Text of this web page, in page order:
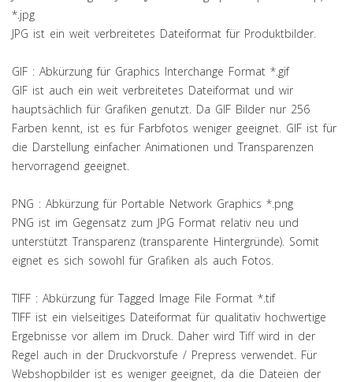
*.jpg
JPG ist ein weit verbreitetes Dateiformat für Produktbilder.
GIF : Abkürzung für Graphics Interchange Format *.gif
GIF ist auch ein weit verbreitetes Dateiformat und wir
hauptsächlich für Grafiken genutzt. Da GIF Bilder nur 256
Farben kennt, ist es für Farbfotos weniger geeignet. GIF ist für
die Darstellung einfacher Animationen und Transparenzen
hervorragend geeignet.
PNG : Abkürzung für Portable Network Graphics *.png
PNG ist im Gegensatz zum JPG Format relativ neu und
unterstützt Transparenz (transparente Hintergründe). Somit
eignet es sich sowohl für Grafiken als auch Fotos.
TIFF : Abkürzung für Tagged Image File Format *.tif
TIFF ist ein vielseitiges Dateiformat für qualitativ hochwertige
Ergebnisse vor allem im Druck. Daher wird Tiff wird in der
Regel auch in der Druckvorstufe / Prepress verwendet. Für
Webshopbilder ist es weniger geeignet, da die Dateien der